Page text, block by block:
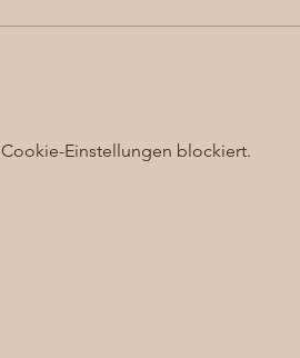
Einstellungen blockiert.